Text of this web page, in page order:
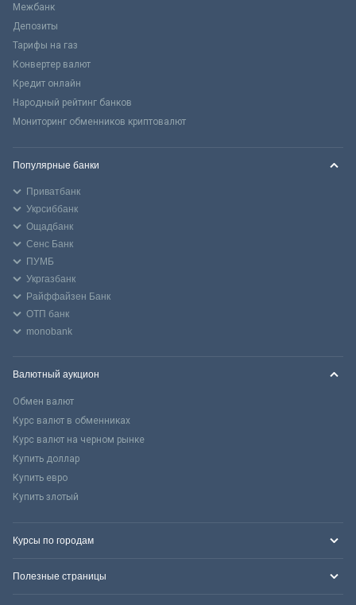
Межбанк
Депозиты
Тарифы на газ
Конвертер валют
Кредит онлайн
Народный рейтинг банков
Мониторинг обменников криптовалют
Популярные банки
Приватбанк
Укрсиббанк
Ощадбанк
Сенс Банк
ПУМБ
Укргазбанк
Райффайзен Банк
ОТП банк
monobank
Валютный аукцион
Обмен валют
Курс валют в обменниках
Курс валют на черном рынке
Купить доллар
Купить евро
Купить злотый
Курсы по городам
Полезные страницы